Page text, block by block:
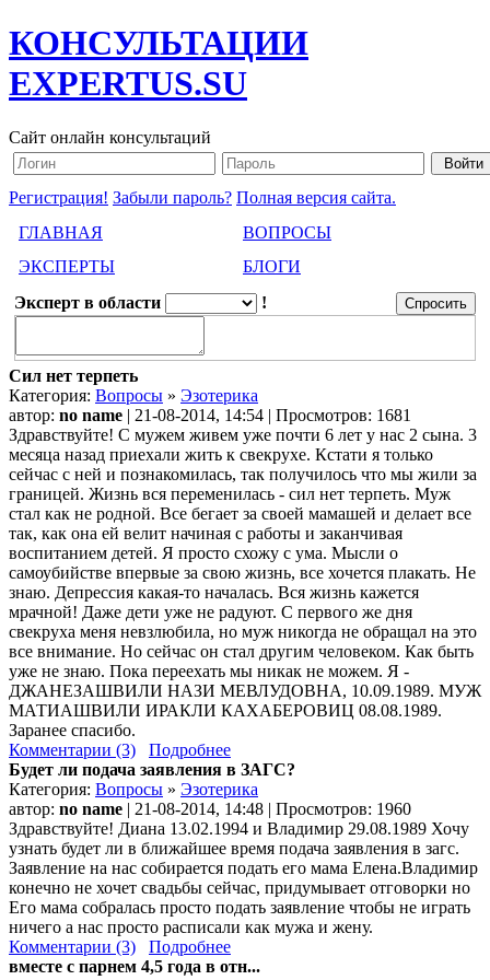
КОНСУЛЬТАЦИИ
EXPERTUS.SU
Сайт онлайн консультаций
Регистрация! Забыли пароль? Полная версия сайта.
ГЛАВНАЯ
ВОПРОСЫ
ЭКСПЕРТЫ
БЛОГИ
Эксперт в области
!
Сил нет терпеть
Категория: Вопросы » Эзотерика
автор: no name | 21-08-2014, 14:54 | Просмотров: 1681
Здравствуйте! С мужем живем уже почти 6 лет у нас 2 сына. 3
месяца назад приехали жить к свекрухе. Кстати я только
сейчас с ней и познакомилась, так получилось что мы жили за
границей. Жизнь вся переменилась - сил нет терпеть. Муж
стал как не родной. Все бегает за своей мамашей и делает все
так, как она ей велит начиная с работы и заканчивая
воспитанием детей. Я просто схожу с ума. Мысли о
самоубийстве впервые за свою жизнь, все хочется плакать. Не
знаю. Депрессия какая-то началась. Вся жизнь кажется
мрачной! Даже дети уже не радуют. С первого же дня
свекруха меня невзлюбила, но муж никогда не обращал на это
все внимание. Но сейчас он стал другим человеком. Как быть
уже не знаю. Пока переехать мы никак не можем. Я -
ДЖАНЕЗАШВИЛИ НАЗИ МЕВЛУДОВНА, 10.09.1989. МУЖ
МАТИАШВИЛИ ИРАКЛИ КАХАБЕРОВИЦ 08.08.1989.
Заранее спасибо.
Комментарии (3)
Подробнее
Будет ли подача заявления в ЗАГС?
Категория: Вопросы » Эзотерика
автор: no name | 21-08-2014, 14:48 | Просмотров: 1960
Здравствуйте! Диана 13.02.1994 и Владимир 29.08.1989 Хочу
узнать будет ли в ближайшее время подача заявления в загс.
Заявление на нас собирается подать его мама Елена.Владимир
конечно не хочет свадьбы сейчас, придумывает отговорки но
Его мама собралась просто подать заявление чтобы не играть
ничего а нас просто расписали как мужа и жену.
Комментарии (3)
Подробнее
вместе с парнем 4,5 года в отн...